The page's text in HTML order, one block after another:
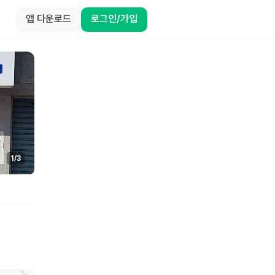
앱 다운로드 로그인/가입
1/3